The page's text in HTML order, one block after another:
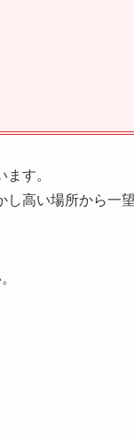
す。
高い場所から一